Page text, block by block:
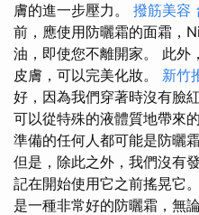
膚的進一步壓力。 撥筋美容
前，應使用防曬霜的面霜，
油，即使您不離開家。 此外
皮膚，可以完美化妝。 新竹
好，因為我們穿著時沒有臉
可以從特殊的液體質地帶來
準備的任何人都可能是防曬
但是，除此之外，我們沒有
記在開始使用它之前搖晃它。
是一種非常好的防曬霜，無